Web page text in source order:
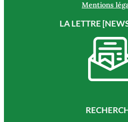
Mentions
LA LETTRE